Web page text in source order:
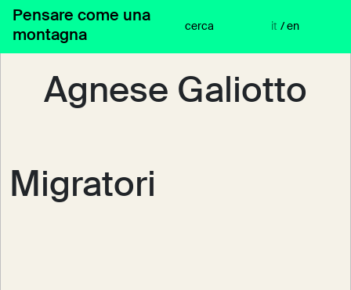
VaiPensare come una
montagna
cerca / en
it
Agnese Galiotto
Migratori